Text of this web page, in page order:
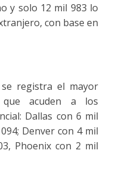
y solo 12 mil 983 lo
con base en
se registra el mayor
que acuden a los
Dallas con 6 mil
Denver con 4 mil
Phoenix con 2 mil